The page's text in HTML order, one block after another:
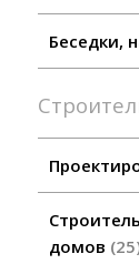
Беседки,
домов 25